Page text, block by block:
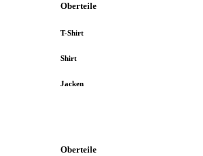
Oberteile
T-Shirt
Shirt
Jacken
Oberteile